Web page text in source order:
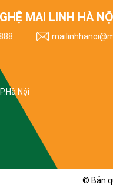
MAI LINH HÀ NỘI
Nội
© Bản